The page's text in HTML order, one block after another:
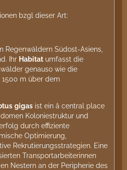
bzgl dieser Art:
Regenwäldern Südost-Asiens,
Ihr Habitat umfasst die
genauso wie die
m über dem
gigas ist ein â central place
Koloniestruktur und
durch effiziente
Optimierung,
Rekrutierungsstrategien. Eine
Transportarbeiterinnen
Nestern an der Peripherie des